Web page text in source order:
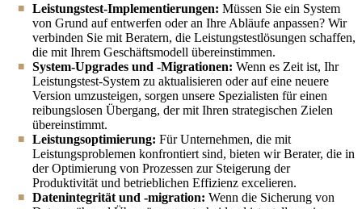
Leistungstest-Implementierungen: Müssen Sie ein System
von Grund auf entwerfen oder an Ihre Abläufe anpassen? Wir
verbinden Sie mit Beratern, die Leistungstestlösungen schaffen,
die mit Ihrem Geschäftsmodell übereinstimmen.
System-Upgrades und -Migrationen: Wenn es Zeit ist, Ihr
Leistungstest-System zu aktualisieren oder auf eine neuere
Version umzusteigen, sorgen unsere Spezialisten für einen
reibungslosen Übergang, der mit Ihren strategischen Zielen
übereinstimmt.
Leistungsoptimierung: Für Unternehmen, die mit
Leistungsproblemen konfrontiert sind, bieten wir Berater, die in
der Optimierung von Prozessen zur Steigerung der
Produktivität und betrieblichen Effizienz excelieren.
Datenintegrität und -migration: Wenn die Sicherung von